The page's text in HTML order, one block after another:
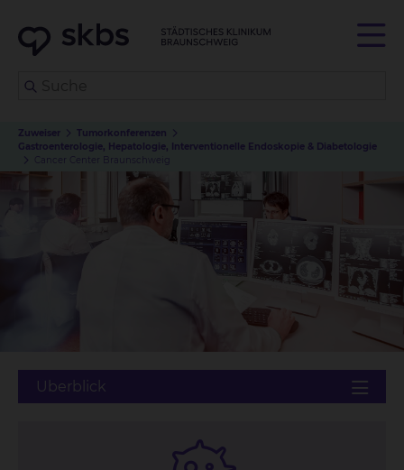
Zuweiser
Tumorkonferenzen
Gastroenterologie, Hepatologie, Interventionelle Endoskopie & Diabetologie
Cancer Center Braunschweig